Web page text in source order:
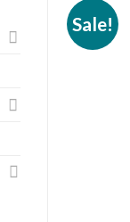
Sale!